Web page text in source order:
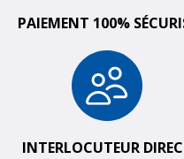
PAIEMENT 100%
INTERLOCUTEUR